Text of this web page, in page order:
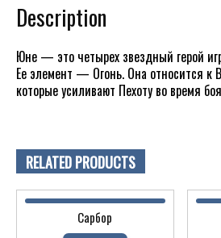
Description
Юне — это четырех звездный герой
Ее элемент — Огонь. Она относится к
которые усиливают Пехоту во время
RELATED PRODUCTS
Сарбор